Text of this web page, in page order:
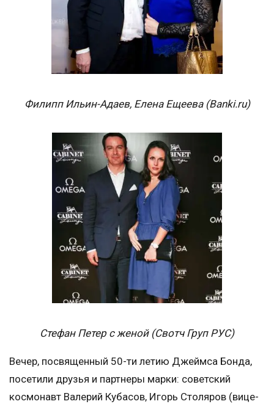
Филипп Ильин-Адаев, Елена Ещеева (Banki.ru)
Стефан Петер с женой (Свотч Груп РУС)
Вечер, посвященный 50-ти летию Джеймса Бонда,
посетили друзья и партнеры марки: советский
космонавт Валерий Кубасов, Игорь Столяров (вице-